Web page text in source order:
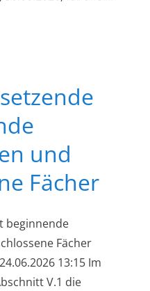
und
Fächer
beginnende
Fächer
13:15 Im
V.1 die